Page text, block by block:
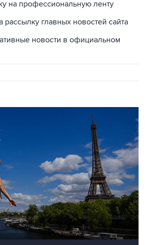
на профессиональную ленту
рассылку главных новостей сайта
новости в официальном